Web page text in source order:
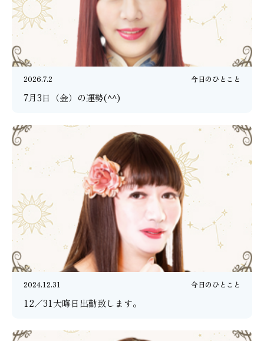
2026.7.2 今日のひとこと
7月3日（金）の運勢(^^)
2024.12.31 今日のひとこと
12／31大晦日出勤致します。